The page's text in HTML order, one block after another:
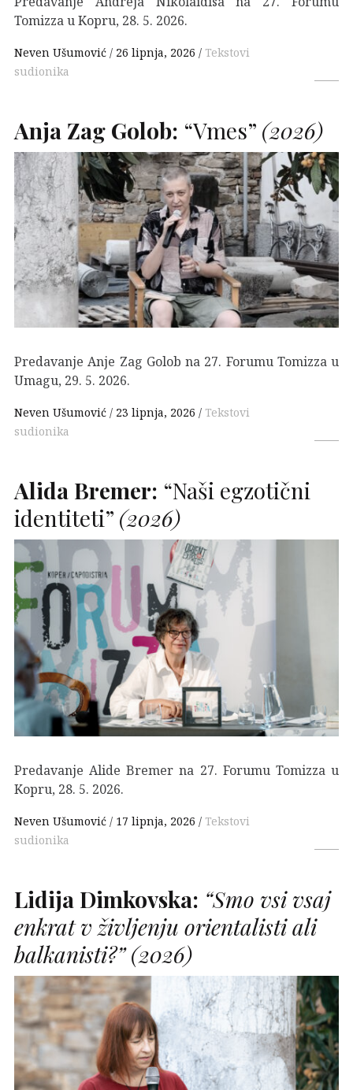
Tomizza u Kopru, 28. 5. 2026.
Neven Ušumović 26 lipnja, 2026
Tekstovi
sudionika
Anja Zag Golob: “Vmes” (2026)
Predavanje Anje Zag Golob na 27. Forumu Tomizza u
Umagu, 29. 5. 2026.
Neven Ušumović 23 lipnja, 2026
Tekstovi
sudionika
Alida Bremer: “Naši egzotični
identiteti” (2026)
Predavanje Alide Bremer na 27. Forumu Tomizza u
Kopru, 28. 5. 2026.
Neven Ušumović 17 lipnja, 2026
Tekstovi
sudionika
Lidija Dimkovska: “Smo vsi vsaj
enkrat v življenju orientalisti ali
balkanisti?” (2026)